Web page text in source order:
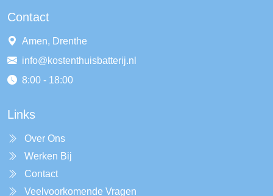
Contact
Amen, Drenthe
info@kostenthuisbatterij.nl
8:00 - 18:00
Links
Over Ons
Werken Bij
Contact
Veelvoorkomende Vragen